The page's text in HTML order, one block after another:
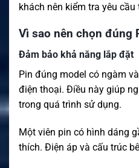
khách nên kiểm tra yêu
Vì sao nên chọn đúng
Đảm bảo khả năng lắp đặt
Pin đúng model có ngàm
điện thoại. Điều này giúp
trong quá trình sử dụng.
Một viên pin có hình dáng
thích. Điện áp và cấu trúc